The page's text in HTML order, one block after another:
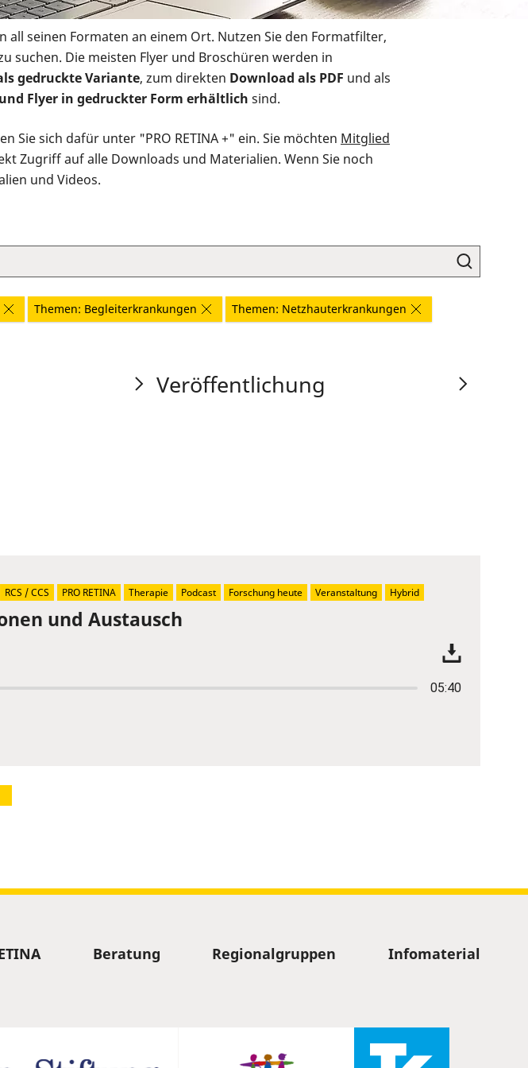
all seinen Formaten an einem Ort. Nutzen Sie den Formatfilter,
suchen. Die meisten Flyer und Broschüren werden in
gedruckte Variante, zum direkten Download als PDF und als
Flyer in gedruckter Form erhältlich sind.
Sie sich dafür unter "PRO RETINA +" ein. Sie möchten Mitglied
Zugriff auf alle Downloads und Materialien. Wenn Sie noch
und Videos.
Themen: Begleiterkrankungen
Themen: Netzhauterkrankungen
Veröffentlichung
und Austausch
05:40
RCS / CCS PRO RETINA Therapie Podcast Forschung heute Veranstaltung Hybrid
Beratung Regionalgruppen Infomaterial